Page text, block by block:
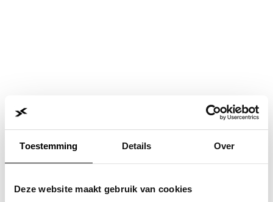
Toestemming Details Over
Deze website maakt gebruik van cookies